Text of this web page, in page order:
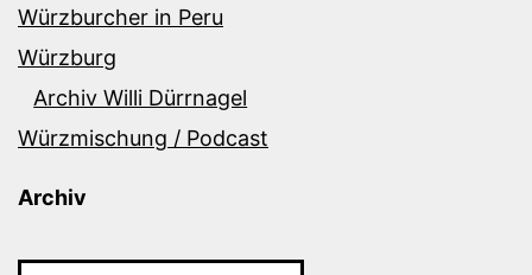
Würzburcher in Peru
Würzburg
Archiv Willi Dürrnagel
Würzmischung / Podcast
Archiv